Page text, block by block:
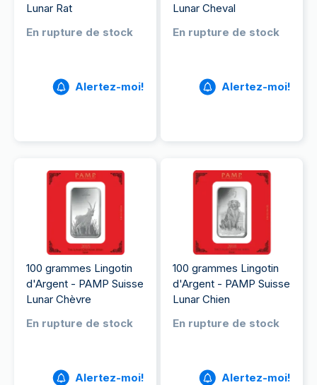
Lunar Rat
En rupture de stock
Alertez-moi!
Lunar Cheval
En rupture de stock
Alertez-moi!
100 grammes Lingotin
d'Argent - PAMP Suisse
Lunar Chèvre
En rupture de stock
Alertez-moi!
100 grammes Lingotin
d'Argent - PAMP Suisse
Lunar Chien
En rupture de stock
Alertez-moi!